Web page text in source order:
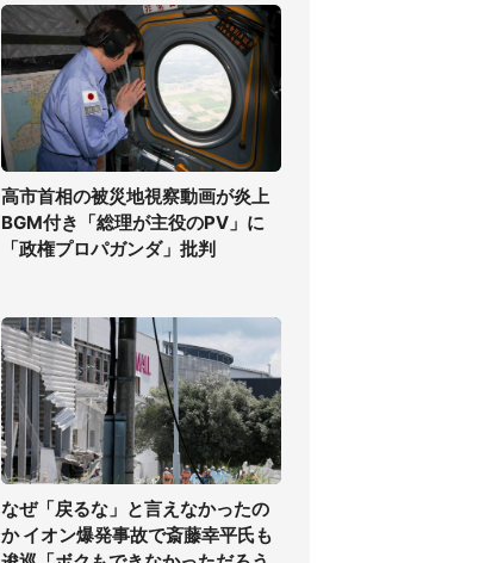
高市首相の被災地視察動画が炎上
BGM付き「総理が主役のPV」に
「政権プロパガンダ」批判
なぜ「戻るな」と言えなかったの
か イオン爆発事故で斎藤幸平氏も